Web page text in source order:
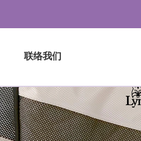
联络我们